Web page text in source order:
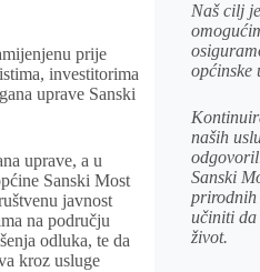
prije
investitorima
uprave Sanski
uprave, a u
Sanski Most
javnost
na području
odluka, te da
kroz usluge
Naš cilj
općinske
naših
Sanski
prirodnih
učiniti da
život.